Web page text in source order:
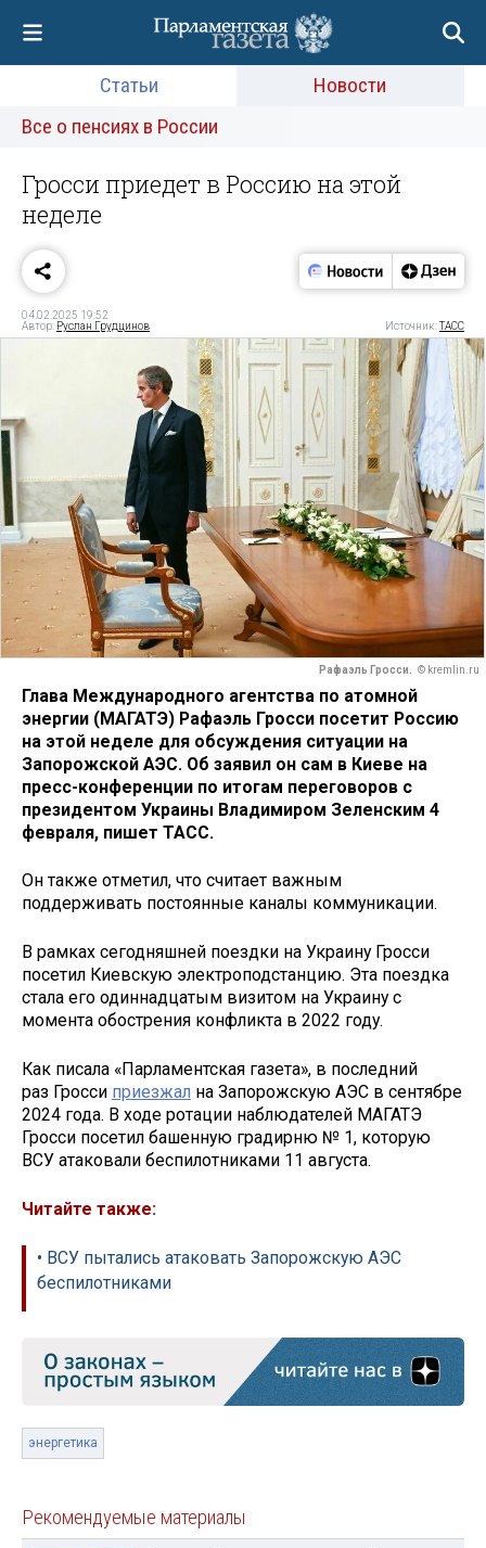
Статьи
Новости
Все о пенсиях в России
Гросси приедет в Россию на этой
неделе
04.02.2025 19:52
Автор: Руслан Грудцинов Источник:ТАСС
Рафаэль Гросси. © kremlin.ru
Глава Международного агентства по атомной
энергии (МАГАТЭ) Рафаэль Гросси посетит Россию
на этой неделе для обсуждения ситуации на
Запорожской АЭС. Об заявил он сам в Киеве на
пресс-конференции по итогам переговоров с
президентом Украины Владимиром Зеленским 4
февраля, пишет ТАСС.
Он также отметил, что считает важным
поддерживать постоянные каналы коммуникации.
В рамках сегодняшней поездки на Украину Гросси
посетил Киевскую электроподстанцию. Эта поездка
стала его одиннадцатым визитом на Украину с
момента обострения конфликта в 2022 году.
Как писала «Парламентская газета», в последний
раз Гросси приезжал на Запорожскую АЭС в сентябре
2024 года. В ходе ротации наблюдателей МАГАТЭ
Гросси посетил башенную градирню № 1, которую
ВСУ атаковали беспилотниками 11 августа.
Читайте также:
• ВСУ пытались атаковать Запорожскую АЭС
беспилотниками
энергетика
Рекомендуемые материалы